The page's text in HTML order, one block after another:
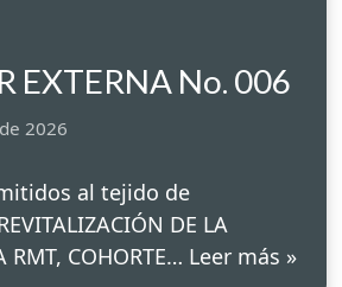
EXTERNA No. 006
2026
al tejido de
DE LA
RMT, COHORTE… Leer más »